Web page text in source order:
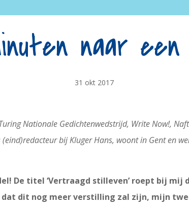
naar een
31 okt 2017
Nationale Gedichtenwedstrijd, Write Now!,
bij Kluger Hans, woont in Gent en
De titel ‘Vertraagd stilleven’ roept bij
dit nog meer verstilling zal zijn, mijn